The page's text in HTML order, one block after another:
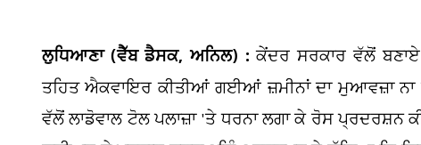
ਲੁਧਿਆਣਾ (ਵੈੱਬ ਡੈਸਕ, ਅਨਿਲ) : ਕੇਂਦਰ ਸਰਕਾਰ ਵੱਲੋਂ
ਤਹਿਤ ਐਕਵਾਇਰ ਕੀਤੀਆਂ ਗਈਆਂ ਜ਼ਮੀਨਾਂ ਦਾ ਮੁਆਵਜ਼ਾ
ਵੱਲੋਂ ਲਾਡੋਵਾਲ ਟੋਲ ਪਲਾਜ਼ਾ 'ਤੇ ਧਰਨਾ ਲਗਾ ਕੇ ਰੋਸ